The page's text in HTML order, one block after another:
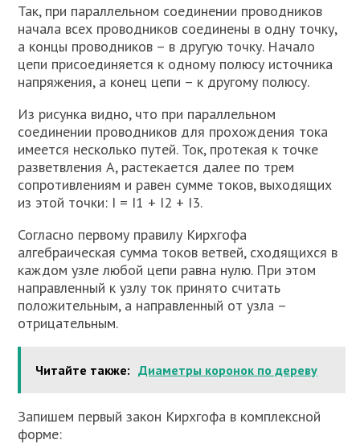
Так, при параллельном соединении проводников
начала всех проводников соединены в одну точку,
а концы проводников – в другую точку. Начало
цепи присоединяется к одному полюсу источника
напряжения, а конец цепи – к другому полюсу.
Из рисунка видно, что при параллельном
соединении проводников для прохождения тока
имеется несколько путей. Ток, протекая к точке
разветвления А, растекается далее по трем
сопротивлениям и равен сумме токов, выходящих
из этой точки: I = I1 + I2 + I3.
Согласно первому правилу Кирхгофа
алгебраическая сумма токов ветвей, сходящихся в
каждом узле любой цепи равна нулю. При этом
направленный к узлу ток принято считать
положительным, а направленный от узла –
отрицательным.
Читайте также: Диаметры коронок по дереву
Запишем первый закон Кирхгофа в комплексной
форме: